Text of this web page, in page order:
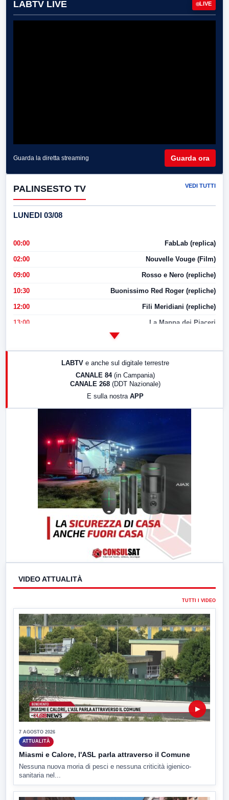
LABTV LIVE LIVE
Guarda la diretta streaming Guarda ora
PALINSESTO TV VEDI TUTTI
LUNEDI 03/08
00:00 FabLab (replica)
02:00 Nouvelle Vouge (Film)
09:00 Rosso e Nero (repliche)
10:30 Buonissimo Red Roger (repliche)
12:00 Fili Meridiani (repliche)
13:00 La Mappa dei Piaceri
LABTV e anche sul digitale terrestre
CANALE 84 (in Campania)
CANALE 268 (DDT Nazionale)
E sulla nostra APP
VIDEO ATTUALITÀ
TUTTI I VIDEO
▶
7 AGOSTO 2026
ATTUALITÀ
Miasmi e Calore, l'ASL parla attraverso il Comune
Nessuna nuova moria di pesci e nessuna criticità igienico-
sanitaria nel...